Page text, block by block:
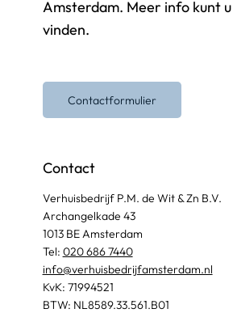
Contact
Verhuisbedrijf P.M. de Wit & Zn B.V.
Archangelkade 43
1013 BE Amsterdam
Tel: 020 686 7440
info@verhuisbedrijfamsterdam.nl​
KvK: 71994521
BTW: NL8589.33.561.B01
Amsterdam. Meer info kunt
vinden.
Contactformulier